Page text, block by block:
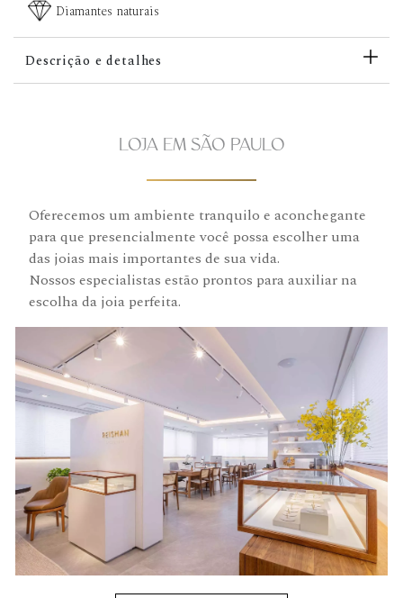
Diamantes naturais
Descrição e detalhes
LOJA EM SÃO PAULO
Oferecemos um ambiente tranquilo e aconchegante
para que presencialmente você possa escolher uma
das joias mais importantes de sua vida.
Nossos especialistas estão prontos para auxiliar na
escolha da joia perfeita.